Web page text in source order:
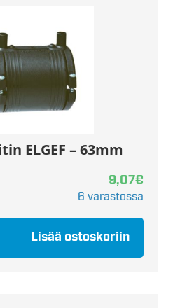
ELGEF – 63mm
9,07€
6 varastossa
Lisää ostoskoriin